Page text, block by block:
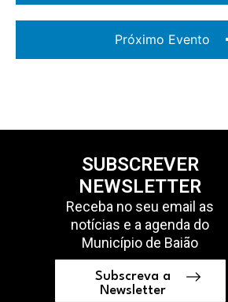
Próximo Evento
SUBSCREVER
NEWSLETTER
Receba no seu email as
notícias e a agenda do
Município de Baião
Subscreva a
Newsletter